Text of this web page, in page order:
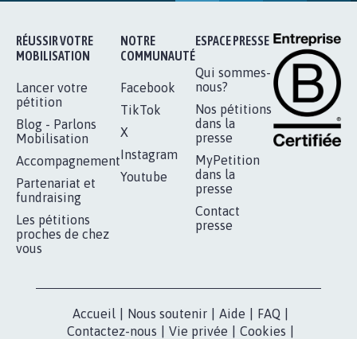
RÉUSSIR VOTRE
MOBILISATION
Lancer votre
pétition
Blog - Parlons
Mobilisation
Accompagnement
Partenariat et
fundraising
Les pétitions
proches de chez
vous
NOTRE
COMMUNAUTÉ
Facebook
TikTok
X
Instagram
Youtube
ESPACE PRESSE
Qui sommes-
nous?
Nos pétitions
dans la
presse
MyPetition
dans la
presse
Contact
presse
Accueil Nous soutenir Aide FAQ
Contactez-nous
Vie privée Cookies